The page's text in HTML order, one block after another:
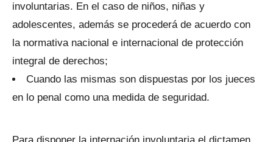
involuntarias. En el caso de niños, niñas y
adolescentes, además se procederá de acuerdo con
la normativa nacional e internacional de protección
integral de derechos;
Cuando las mismas son dispuestas por los jueces
en lo penal como una medida de seguridad.